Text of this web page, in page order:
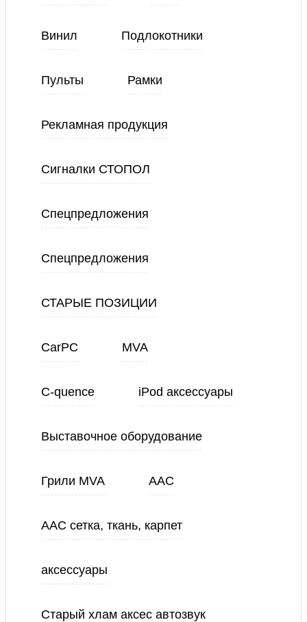
Винил Подлокотники
Пульты Рамки
Рекламная продукция
Сигналки СТОПОЛ
Спецпредложения
Спецпредложения
СТАРЫЕ ПОЗИЦИИ
CarPC MVA
C-quence iPod аксессуары
Выставочное оборудование
Грили MVA ААС
ААС сетка, ткань, карпет
аксессуары
Старый хлам аксес автозвук